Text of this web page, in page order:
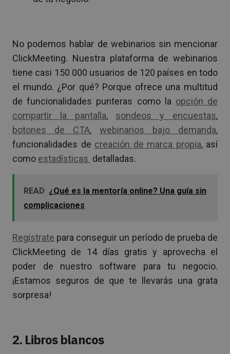
No podemos hablar de webinarios sin mencionar
ClickMeeting. Nuestra plataforma de webinarios
tiene casi 150 000 usuarios de 120 países en todo
el mundo. ¿Por qué? Porque ofrece una multitud
de funcionalidades punteras como la opción de
compartir la pantalla, sondeos y encuestas,
botones de CTA, webinarios bajo demanda,
funcionalidades de creación de marca propia, así
como estadísticas detalladas.
READ ¿Qué es la mentoría online? Una guía sin
complicaciones
Regístrate para conseguir un período de prueba de
ClickMeeting de 14 días gratis y aprovecha el
poder de nuestro software para tu negocio.
¡Estamos seguros de que te llevarás una grata
sorpresa!
2. Libros blancos